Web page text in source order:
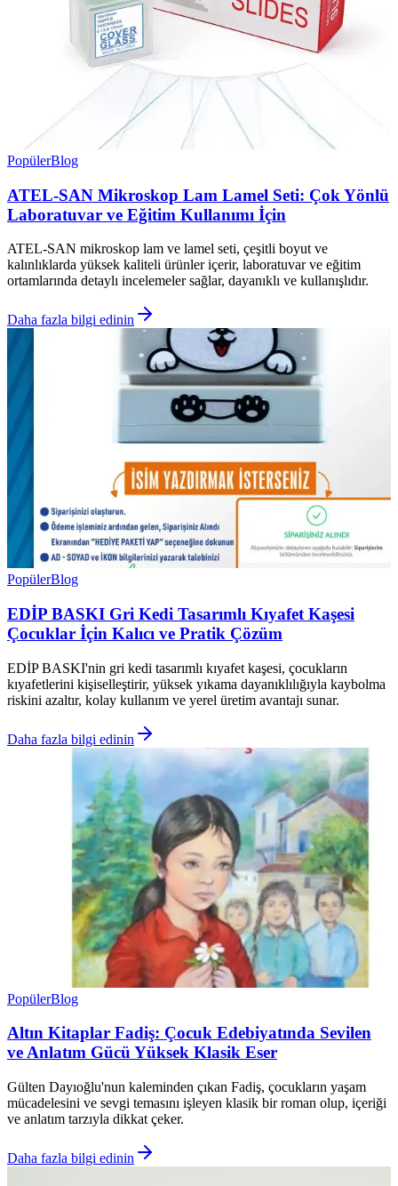
PopülerBlog
ATEL-SAN Mikroskop Lam Lamel Seti: Çok Yönlü
Laboratuvar ve Eğitim Kullanımı İçin
ATEL-SAN mikroskop lam ve lamel seti, çeşitli boyut ve
kalınlıklarda yüksek kaliteli ürünler içerir, laboratuvar ve eğitim
ortamlarında detaylı incelemeler sağlar, dayanıklı ve kullanışlıdır.
Daha fazla bilgi edinin
PopülerBlog
EDİP BASKI Gri Kedi Tasarımlı Kıyafet Kaşesi
Çocuklar İçin Kalıcı ve Pratik Çözüm
EDİP BASKI'nin gri kedi tasarımlı kıyafet kaşesi, çocukların
kıyafetlerini kişiselleştirir, yüksek yıkama dayanıklılığıyla kaybolma
riskini azaltır, kolay kullanım ve yerel üretim avantajı sunar.
Daha fazla bilgi edinin
PopülerBlog
Altın Kitaplar Fadiş: Çocuk Edebiyatında Sevilen
ve Anlatım Gücü Yüksek Klasik Eser
Gülten Dayıoğlu'nun kaleminden çıkan Fadiş, çocukların yaşam
mücadelesini ve sevgi temasını işleyen klasik bir roman olup, içeriği
ve anlatım tarzıyla dikkat çeker.
Daha fazla bilgi edinin